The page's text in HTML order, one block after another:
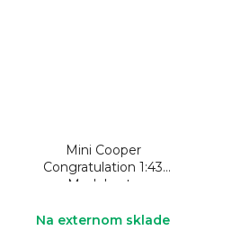
Mini Cooper
Congratulation 1:43
Model auta
Na externom sklade